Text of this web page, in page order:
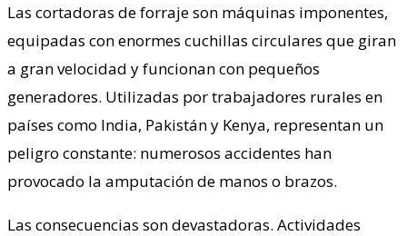
Las cortadoras de forraje son máquinas imponentes,
equipadas con enormes cuchillas circulares que giran
a gran velocidad y funcionan con pequeños
generadores. Utilizadas por trabajadores rurales en
países como India, Pakistán y Kenya, representan un
peligro constante: numerosos accidentes han
provocado la amputación de manos o brazos.
Las consecuencias son devastadoras. Actividades